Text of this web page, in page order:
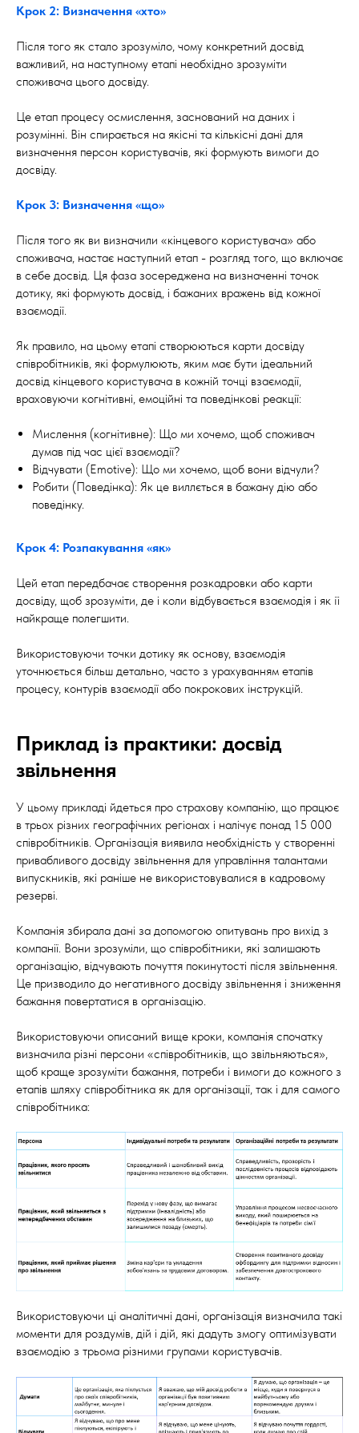
Крок 2: Визначення «хто»
Після того як стало зрозуміло, чому конкретний досвід
важливий, на наступному етапі необхідно зрозуміти
споживача цього досвіду.
Це етап процесу осмислення, заснований на даних і
розумінні. Він спирається на якісні та кількісні дані для
визначення персон користувачів, які формують вимоги до
досвіду.
Крок 3: Визначення «що»
Після того як ви визначили «кінцевого користувача» або
споживача, настає наступний етап - розгляд того, що включає
в себе досвід. Ця фаза зосереджена на визначенні точок
дотику, які формують досвід, і бажаних вражень від кожної
взаємодії.
Як правило, на цьому етапі створюються карти досвіду
співробітників, які формулюють, яким має бути ідеальний
досвід кінцевого користувача в кожній точці взаємодії,
враховуючи когнітивні, емоційні та поведінкові реакції:
Мислення (когнітивне): Що ми хочемо, щоб споживач
думав під час цієї взаємодії?
Відчувати (Emotive): Що ми хочемо, щоб вони відчули?
Робити (Поведінка): Як це виллється в бажану дію або
поведінку.
Крок 4: Розпакування «як»
Цей етап передбачає створення розкадровки або карти
досвіду, щоб зрозуміти, де і коли відбувається взаємодія і як її
найкраще полегшити.
Використовуючи точки дотику як основу, взаємодія
уточнюється більш детально, часто з урахуванням етапів
процесу, контурів взаємодії або покрокових інструкцій.
Приклад із практики: досвід
звільнення
У цьому прикладі йдеться про страхову компанію, що працює
в трьох різних географічних регіонах і налічує понад 15 000
співробітників. Організація виявила необхідність у створенні
привабливого досвіду звільнення для управління талантами
випускників, які раніше не використовувалися в кадровому
резерві.
Компанія збирала дані за допомогою опитувань про вихід з
компанії. Вони зрозуміли, що співробітники, які залишають
організацію, відчувають почуття покинутості після звільнення.
Це призводило до негативного досвіду звільнення і зниження
бажання повертатися в організацію.
Використовуючи описаний вище кроки, компанія спочатку
визначила різні персони «співробітників, що звільняються»,
щоб краще зрозуміти бажання, потреби і вимоги до кожного з
етапів шляху співробітника як для організації, так і для самого
співробітника:
Використовуючи ці аналітичні дані, організація визначила такі
моменти для роздумів, дій і дій, які дадуть змогу оптимізувати
взаємодію з трьома різними групами користувачів.